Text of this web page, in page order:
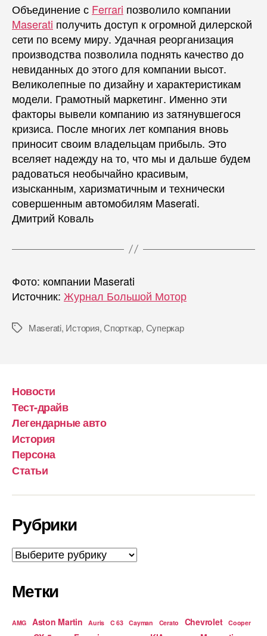
Объединение с Ferrari позволило компании
Maserati получить доступ к огромной дилерской
сети по всему миру. Удачная реорганизация
производства позволила поднять качество до
невиданных до этого для компании высот.
Великолепные по дизайну и характеристикам
модели. Грамотный маркетинг. Именно эти
факторы вывели компанию из затянувшегося
кризиса. После многих лет компания вновь
приносит своим владельцам прибыль. Это
вселяет надежду на то, что мы и дальше будем
радоваться необычайно красивым,
изысканным, харизматичным и технически
совершенным автомобилям Maserati.
Дмитрий Коваль
Фото: компании Maserati
Источник: Журнал Большой Мотор
МеткиMaserati, История,Спорткар, Суперкар
Новости
Тест-драйв
Легендарные авто
История
Персона
Статьи
Рубрики
Рубрики
Метки
AMG Aston Martin Auris C 63 Cayman Cerato Chevrolet
Cooper